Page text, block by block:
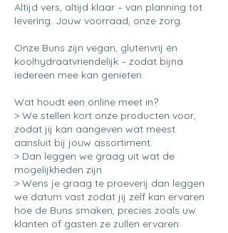
Altijd vers, altijd klaar – van planning tot
levering. Jouw voorraad, onze zorg.
Onze Buns zijn vegan, glutenvrij én
koolhydraatvriendelijk – zodat bijna
iedereen mee kan genieten.
Wat houdt een online meet in?
> We stellen kort onze producten voor,
zodat jij kan aangeven wat meest
aansluit bij jouw assortiment.
> Dan leggen we graag uit wat de
mogelijkheden zijn
> Wens je graag te proeverij dan leggen
we datum vast zodat jij zelf kan ervaren
hoe de Buns smaken, precies zoals uw
klanten of gasten ze zullen ervaren: